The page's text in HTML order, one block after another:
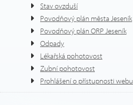
Stav ovzduší
Povodňový plán města Jeseník
Povodňový plán ORP Jeseník
Odpady
Lékařská pohotovost
Zubní pohotovost
Prohlášení o přístupnosti webu